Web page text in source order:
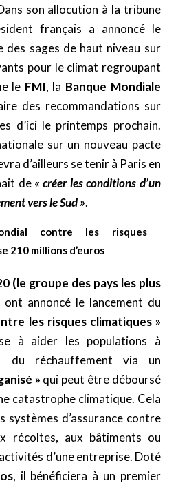
son allocution à la tribune
français a annoncé le
des sages de haut niveau sur
pour le climat regroupant
le FMI, la Banque Mondiale
des recommandations sur
d’ici le printemps prochain.
sur un nouveau pacte
d’ailleurs se tenir à Paris en
de « créer les conditions d’un
vers le Sud ».
contre les risques
210 millions d’euros
(le groupe des pays les plus
ont annoncé le lancement du
les risques climatiques »
à aider les populations à
du réchauffement via un
» qui peut être déboursé
catastrophe climatique. Cela
systèmes d’assurance contre
récoltes, aux bâtiments ou
d’une entreprise. Doté
, il bénéficiera à un premier